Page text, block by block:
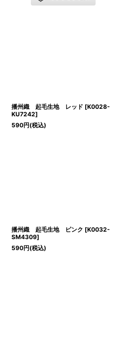
播州織 起毛生地 レッド [K0028-
KU7242]
590円(税込)
播州織 起毛生地 ピンク [K0032-
SM4309]
590円(税込)